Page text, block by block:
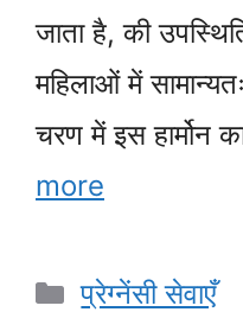
जाता है, की
महिलाओं में
चरण में इस हार्मोन
more
Categories
प्रेग्नेंसी सेवाएँ